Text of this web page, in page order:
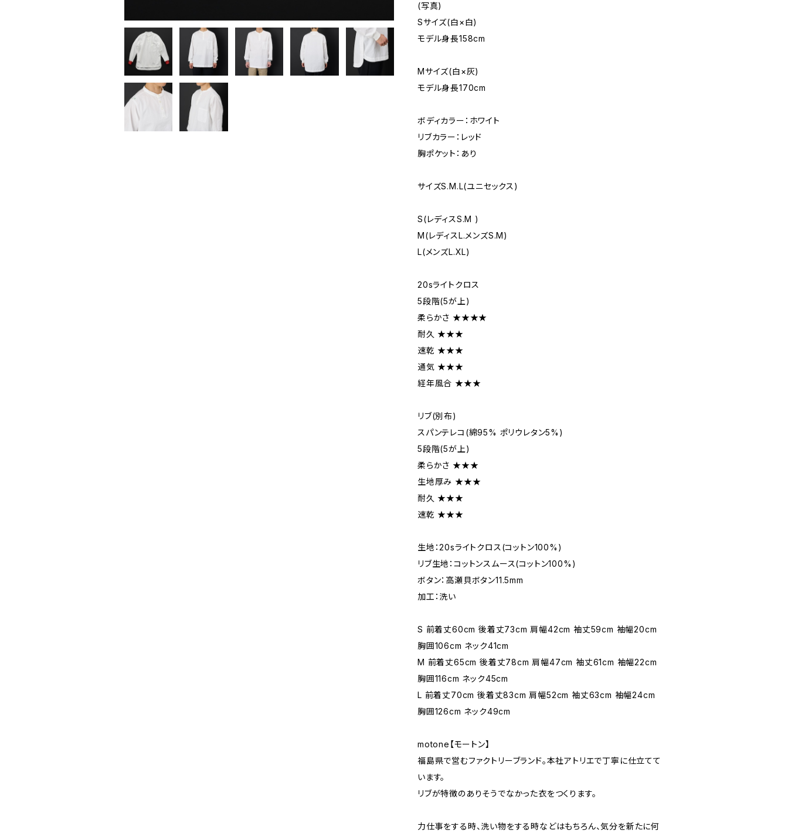
(写真)
Sサイズ(白×白)
モデル身長158cm
Mサイズ(白×灰)
モデル身長170cm
ボディカラー：ホワイト
リブカラー：レッド
胸ポケット：あり
サイズS.M.L(ユニセックス)
S(レディスS.M )
M(レディスL.メンズS.M)
L(メンズL.XL)
20sライトクロス
5段階(5が上)
柔らかさ ★★★★
耐久 ★★★
速乾 ★★★
通気 ★★★
経年風合 ★★★
リブ(別布)
スパンテレコ(綿95% ポリウレタン5%)
5段階(5が上)
柔らかさ ★★★
生地厚み ★★★
耐久 ★★★
速乾 ★★★
生地：20sライトクロス(コットン100%)
リブ生地：コットンスムース(コットン100%)
ボタン：高瀬貝ボタン11.5mm
加工：洗い
S 前着丈60cm 後着丈73cm 肩幅42cm 袖丈59cm 袖幅20cm
胸囲106cm ネック41cm
M 前着丈65cm 後着丈78cm 肩幅47cm 袖丈61cm 袖幅22cm
胸囲116cm ネック45cm
L 前着丈70cm 後着丈83cm 肩幅52cm 袖丈63cm 袖幅24cm
胸囲126cm ネック49cm
motone【モートン】
福島県で営むファクトリーブランド。本社アトリエで丁寧に仕立てて
います。
リブが特徴のありそうでなかった衣をつくります。
力仕事をする時、洗い物をする時などはもちろん、気分を新たに何